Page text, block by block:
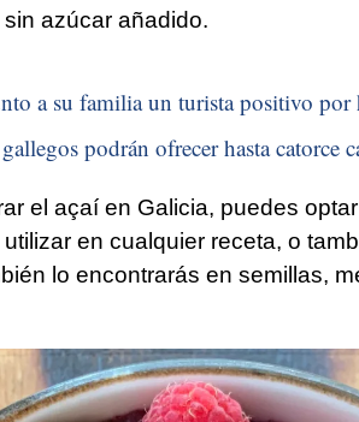
azúcar añadido.
a su familia un turista positivo por
podrán ofrecer hasta catorce
el açaí en Galicia, puedes
en cualquier receta, o
lo encontrarás en semillas,